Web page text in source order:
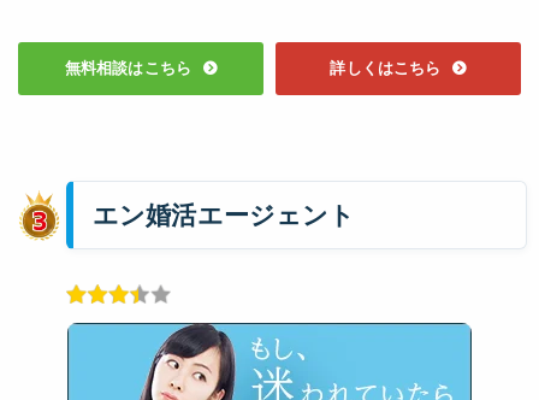
無料相談はこちら 詳しくはこちら
エン婚活エージェント